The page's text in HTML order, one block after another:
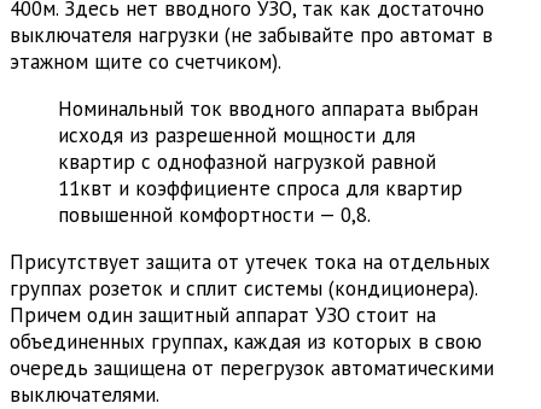
400м. Здесь нет вводного УЗО, так как достаточно
выключателя нагрузки (не забывайте про автомат в
этажном щите со счетчиком).
Номинальный ток вводного аппарата выбран
исходя из разрешенной мощности для
квартир с однофазной нагрузкой равной
11квт и коэффициенте спроса для квартир
повышенной комфортности — 0,8.
Присутствует защита от утечек тока на отдельных
группах розеток и сплит системы (кондиционера).
Причем один защитный аппарат УЗО стоит на
объединенных группах, каждая из которых в свою
очередь защищена от перегрузок автоматическими
выключателями.